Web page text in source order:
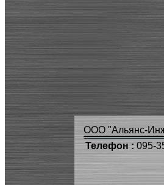
ООО "Альянс-
Телефон : 095-